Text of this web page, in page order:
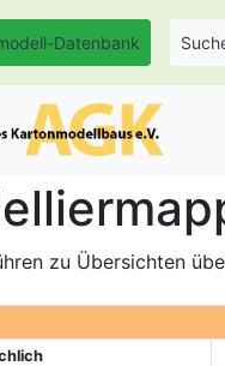
Datenbank
zu Übersichten